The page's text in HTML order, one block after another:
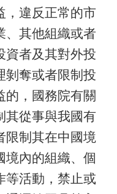
，違反正常的市
、其他組織或者
資者及其對外投
剝奪或者限制投
的，國務院有關
其從事與我國有
限制其在中國境
境內的組織、個
等活動，禁止或